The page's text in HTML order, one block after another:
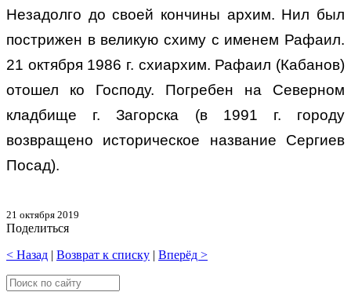
Незадолго до своей кончины архим. Нил был
пострижен в великую схиму с именем Рафаил.
21 октября 1986 г. схиархим. Рафаил (Кабанов)
отошел ко Господу. Погребен на Северном
кладбище г. Загорска (в 1991 г. городу
возвращено историческое название Сергиев
Посад).
21 октября 2019
Поделиться
< Назад | Возврат к списку | Вперёд >